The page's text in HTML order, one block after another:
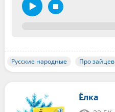
Русские народные Про зайцев
Ёлка